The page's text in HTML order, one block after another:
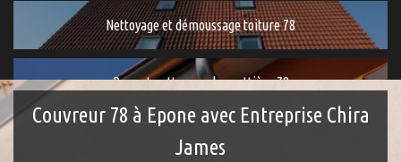
Nettoyage et démoussage toiture 78
Pose et nettoyage de gouttière 78
Travaux de charpente 78
Couvreur 78 à Epone avec Entreprise Chira
James